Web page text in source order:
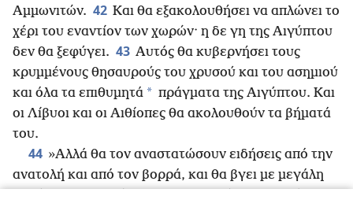
Αμμωνιτών. 42 Και θα εξακολουθήσει να απλώνει το
χέρι του εναντίον των χωρών· η δε γη της Αιγύπτου
δεν θα ξεφύγει. 43 Αυτός θα κυβερνήσει τους
κρυμμένους θησαυρούς του χρυσού και του ασημιού
και όλα τα επιθυμητά * πράγματα της Αιγύπτου. Και
οι Λίβυοι και οι Αιθίοπες θα ακολουθούν τα βήματά
του.
44 »Αλλά θα τον αναστατώσουν ειδήσεις από την
ανατολή και από τον βορρά, και θα βγει με μεγάλη